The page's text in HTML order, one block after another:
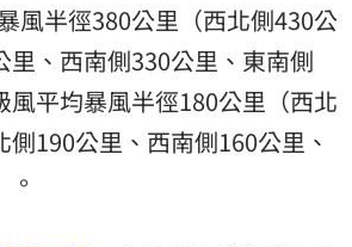
風半徑380公里（西北側430公
里、西南側330公里、東南側
風平均暴風半徑180公里（西北
190公里、西南側160公里、